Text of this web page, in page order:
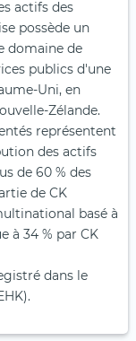
actifs des
possède un
domaine de
publics d'une
Uni, en
Zélande.
représentent
des actifs
de 60 % des
de CK
basé à
à 34 % par CK
dans le